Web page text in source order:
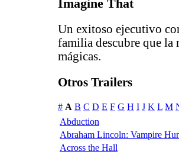
Imagine That
Un exitoso ejecutivo
familia descubre que la
mágicas.
Otros Trailers
# A B C D E F G H I J K L M
Abduction
Abraham Lincoln: Vampire
Across the Hall